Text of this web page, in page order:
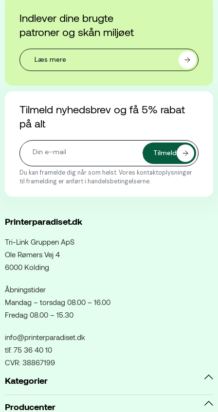
Indlever dine brugte
patroner og skån miljøet
Læs mere
Tilmeld nyhedsbrev og få 5% rabat
på alt
Du kan framelde dig når som helst. Vores kontaktoplysninger
til framelding er anført i handelsbetingelserne.
Printerparadiset.dk
Tri-Link Gruppen ApS
Ole Rømers Vej 4
6000 Kolding
Åbningstider
Mandag – torsdag 08.00 – 16.00
Fredag 08.00 – 15.30
info@printerparadiset.dk
tlf. 75 36 40 10
CVR: 38867199
Kategorier
Producenter